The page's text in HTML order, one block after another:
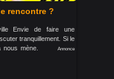
rencontre ?
Envie de faire une
tranquillement. Si le
nous mène.
Annonce